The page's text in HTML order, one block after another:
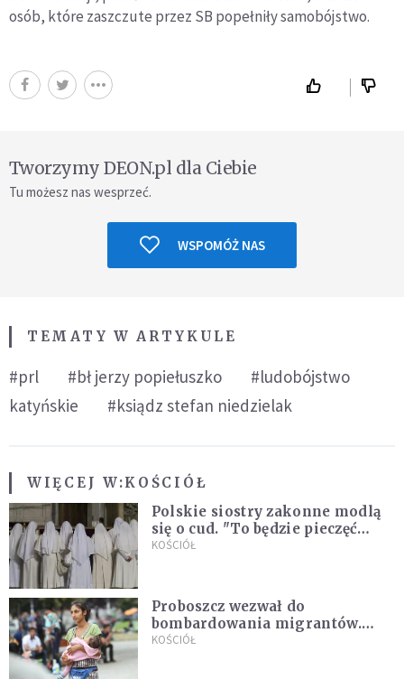
osób, które zaszczute przez SB popełniły samobójstwo.
Tworzymy DEON.pl dla Ciebie
Tu możesz nas wesprzeć.
WSPOMÓŻ NAS
TEMATY W ARTYKULE
#prl #bł jerzy popiełuszko
#ludobójstwo
katyńskie
#ksiądz stefan niedzielak
WIĘCEJ W:KOŚCIÓŁ
Polskie siostry zakonne modlą
się o cud. "To będzie pieczęć
Pana Boga dla naszej wiary"
KOŚCIÓŁ
Proboszcz wezwał do
bombardowania migrantów.
"Masowy ogień przeciwko
KOŚCIÓŁ